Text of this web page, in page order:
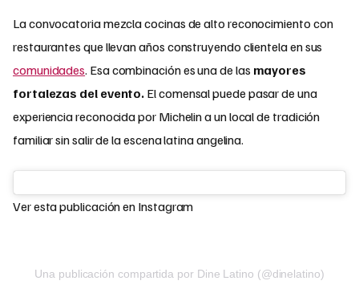
La convocatoria mezcla cocinas de alto reconocimiento con
restaurantes que llevan años construyendo clientela en sus
comunidades. Esa combinación es una de las mayores
fortalezas del evento. El comensal puede pasar de una
experiencia reconocida por Michelin a un local de tradición
familiar sin salir de la escena latina angelina.
Ver esta publicación en Instagram
Una publicación compartida por Dine Latino (@dinelatino)